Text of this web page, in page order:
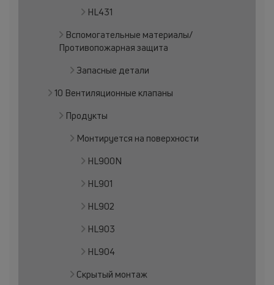
HL431
Вспомогательные материалы/
Противопожарная защита
Запасные детали
10 Вентиляционные клапаны
Продукты
Монтируется на поверхности
HL900N
HL901
HL902
HL903
HL904
Скрытый монтаж